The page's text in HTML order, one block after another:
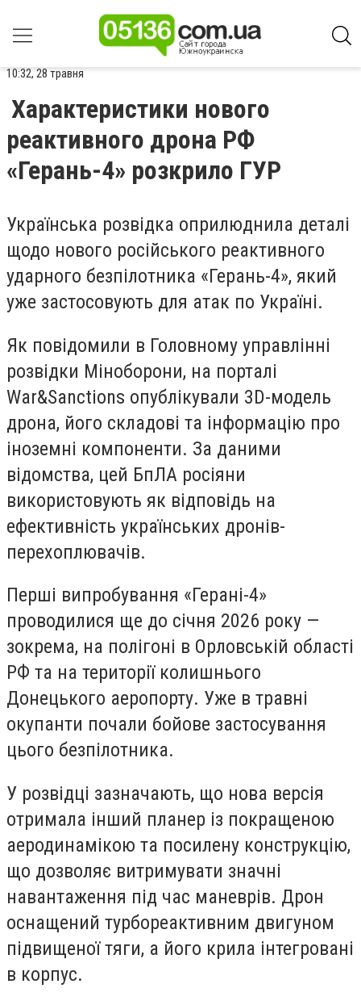
10:32, 28 травня
Характеристики нового
реактивного дрона РФ
«Герань-4» розкрило ГУР
Українська розвідка оприлюднила деталі
щодо нового російського реактивного
ударного безпілотника «Герань-4», який
уже застосовують для атак по Україні.
Як повідомили в Головному управлінні
розвідки Міноборони, на порталі
War&Sanctions опублікували 3D-модель
дрона, його складові та інформацію про
іноземні компоненти. За даними
відомства, цей БпЛА росіяни
використовують як відповідь на
ефективність українських дронів-
перехоплювачів.
Перші випробування «Герані-4»
проводилися ще до січня 2026 року —
зокрема, на полігоні в Орловській області
РФ та на території колишнього
Донецького аеропорту. Уже в травні
окупанти почали бойове застосування
цього безпілотника.
У розвідці зазначають, що нова версія
отримала інший планер із покращеною
аеродинамікою та посилену конструкцію,
що дозволяє витримувати значні
навантаження під час маневрів. Дрон
оснащений турбореактивним двигуном
підвищеної тяги, а його крила інтегровані
в корпус.